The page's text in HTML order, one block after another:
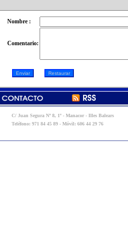
Nombre :
Comentario:
C/ Juan Segura Nº 8, 1º - Manacor - Illes Balears
Teléfono: 971 84 45 89 - Móvil: 606 44 29 76